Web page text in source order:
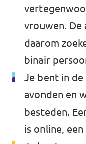
vrouwen. De
daarom
binair
Je bent in
avonden en
besteden.
is online,